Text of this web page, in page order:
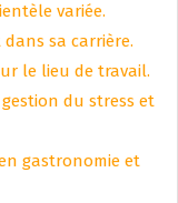
variée.
sa carrière.
le lieu de travail.
du stress et
gastronomie et